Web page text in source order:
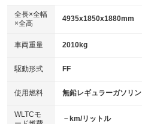
：装備なし
パワーウィンドウ
アイドリングストップ
：装備あり
USB入力端子
：装備なし
100V電源
：装備なし
センターデフロック
：装備なし
：装備あり
革シート
キーレス
HID(キセノンライト)
：装備なし
バックカメラ
：装備あり
エアロ
：装備なし
全長×全幅
×全高
4935x1850x1880mm
車両重量 2010kg
駆動形式 FF
使用燃料 無鉛レギュラーガソリン
WLTCモ
－km/リットル